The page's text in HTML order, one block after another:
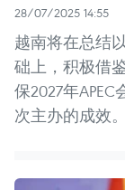
28/07/2025 14:55
越南将在总结
础上，积极借
保2027年
次主办的成效。